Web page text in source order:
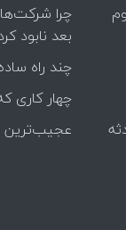
مصدوم
چرا
بعد نابود
چند راه‌
چهار کاری
عجیب‌ترین